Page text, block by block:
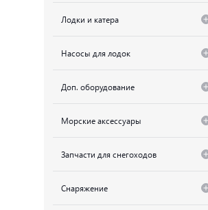
Лодки и катера
Насосы для лодок
Доп. оборудование
Морские аксессуары
Запчасти для снегоходов
Снаряжение